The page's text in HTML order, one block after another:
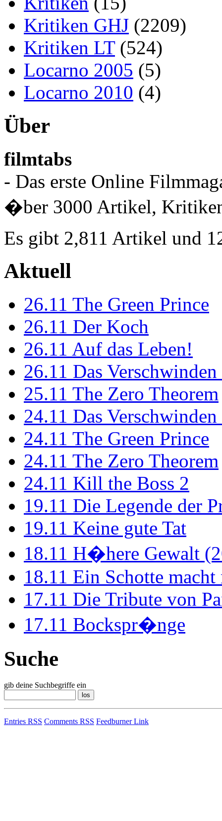
Kritiken GHJ (2209)
Kritiken LT(524)
Locarno 2005 (5)
Locarno 2010 (4)
Über
filmtabs
- Das erste Online
�ber 3000 Artikel,
Es gibt 2,811 Artikel und
Aktuell
26.11 The Green Prince
26.11 Der Koch
26.11 Auf das Leben!
26.11 Das
25.11 The Zero Theorem
24.11 Das
24.11 The Green Prince
24.11 The Zero Theorem
24.11 Kill the Boss 2
19.11 Die Legende der
19.11 Keine gute Tat
18.11 H�here Gewalt
18.11 Ein Schotte
17.11 Die Tribute von
17.11 Bockspr�nge
Suche
gib deine Suchbegriffe ein
Entries RSS Comments RSS Feedburner Link